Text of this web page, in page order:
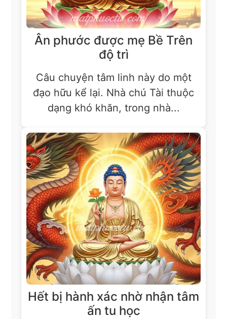
Ân phước được mẹ Bề Trên
độ trì
Câu chuyện tâm linh này do một
đạo hữu kể lại. Nhà chú Tài thuộc
dạng khó khăn, trong nhà...
Hết bị hành xác nhờ nhận tâm
ấn tu học